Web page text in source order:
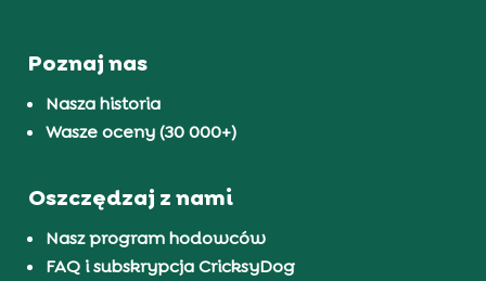
Poznaj nas
Nasza historia
Wasze oceny (30 000+)
Oszczędzaj z nami
Nasz program hodowców
FAQ i subskrypcja CricksyDog